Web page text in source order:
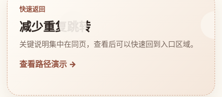
快速返回
减少重复跳转
关键说明集中在同页，查看后可以快速回到入口区域。
查看路径演示 →